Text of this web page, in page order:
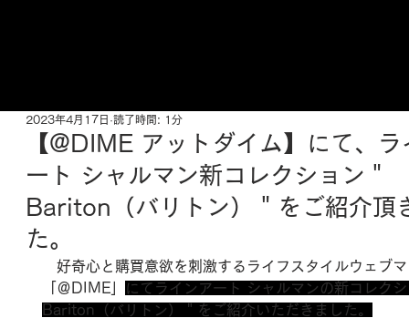
【@DIME アットダイム】にて、
ート シャルマン新コレクション＂
Bariton（バリトン）＂をご紹介頂
た。
2023年4月17日 読了時間: 1分
好奇心と購買意欲を刺激するライフスタイルウェブ
「＠DIME」 にてラインアート シャルマンの新コレク
Bariton（バリトン）＂をご紹介いただきました。